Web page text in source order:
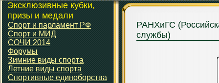
Эксклюзивные кубки,
призы и медали
Спорт и парламент РФ
Спорт и МИД
СОЧИ 2014
Форумы
Зимние виды спорта
Летние виды спорта
Спортивные единоборства
РАНХиГС
службы)